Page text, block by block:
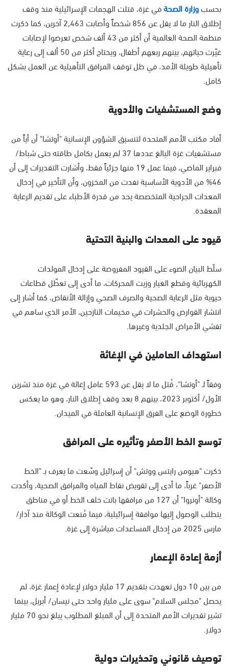
بحسبوزارة الصحةفي غزة، قتلت الهجمات الإسرائيلية منذ وقف
إطلاق النار ما لا يقل عن 856 شخصاً وأصابت 2,463 آخرين، كما ذكرت
منظمة الصحة العالمية أن أكثر من 43 ألف شخص تعرضوا لإصابات
غيّرت حياتهم، بينهم ربعهم أطفال، ويحتاج أكثر من 50 ألف إلى رعاية
تأهيلية طويلة الأمد، في ظل توقف المرافق التأهيلية عن العمل بشكل
كامل.
وضع المستشفيات والأدوية
أفاد مكتب الأمم المتحدة لتنسيق الشؤون الإنسانية "أوتشا" أن أياً من
مستشفيات غزة البالغ عددها 37 لم يعمل بكامل طاقته حتى شباط/
فبراير الماضي، فيما عمل 19 منها جزئياً فقط، وأشارت التقديرات إلى أن
46% من الأدوية الأساسية نفدت من المخزون، وأن التأخير في إدخال
المعدات الجراحية المتخصصة يحد من قدرة الأطباء على تقديم الرعاية
المعقدة.
قيود على المعدات والبنية التحتية
سلّط البيان الضوء على القيود المفروضة على إدخال المولدات
الكهربائية وقطع الغيار وزيت المحركات، ما أدى إلى تعطّل قطاعات
حيوية مثل الرعاية الصحية والصرف الصحي وإزالة الأنقاض، كما أشار إلى
انتشار القوارض والحشرات في مخيمات النازحين، الأمر الذي ساهم في
تفشي الأمراض الجلدية وغيرها.
استهداف العاملين في الإغاثة
وفقاً لـ "أوتشا"، قُتل ما لا يقل عن 593 عامل إغاثة في غزة منذ تشرين
الأول/ أكتوبر 2023، بينهم 8 بعد وقف إطلاق النار، وهو ما يعكس
خطورة الوضع على الفرق الإنسانية العاملة في الميدان.
توسع الخط الأصفر وتأثيره على المرافق
ذكرت "هيومن رايتس ووتش" أن إسرائيل وسّعت ما يعرف بـ "الخط
الأصفر" غرباً، ما أدى إلى تقويض نقاط المياه والمرافق الصحية، وأكدت
وكالة "أونروا" أن 127 من مرافقها باتت خلف الخط أو في مناطق
يتطلب الوصول إليها موافقة إسرائيلية، فيما مُنعت الوكالة منذ آذار/
مارس 2025 من إدخال المساعدات مباشرة إلى غزة.
أزمة إعادة الإعمار
من بين 10 دول تعهدت بتقديم 17 مليار دولار لإعادة إعمار غزة، لم
يحصل "مجلس السلام" سوى على مليار واحد حتى نيسان/ أبريل، بينما
تشير تقديرات الأمم المتحدة إلى أن المبلغ المطلوب يبلغ نحو 70 مليار
دولار.
توصيف قانوني وتحذيرات دولية